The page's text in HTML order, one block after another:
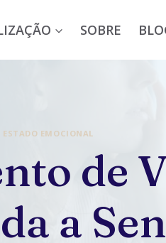
SOBRE
ESTADO EMOCIONAL
de
a